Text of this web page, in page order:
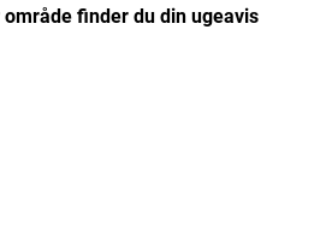
finder du din ugeavis